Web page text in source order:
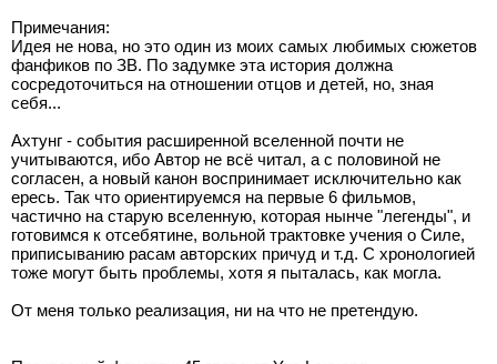
Примечания:
Идея не нова, но это один из моих самых любимых сюжетов
фанфиков по ЗВ. По задумке эта история должна
сосредоточиться на отношении отцов и детей, но, зная
себя...
Ахтунг - события расширенной вселенной почти не
учитываются, ибо Автор не всё читал, а с половиной не
согласен, а новый канон воспринимает исключительно как
ересь. Так что ориентируемся на первые 6 фильмов,
частично на старую вселенную, которая нынче "легенды", и
готовимся к отсебятине, вольной трактовке учения о Силе,
приписыванию расам авторских причуд и т.д. С хронологией
тоже могут быть проблемы, хотя я пыталась, как могла.
От меня только реализация, ни на что не претендую.